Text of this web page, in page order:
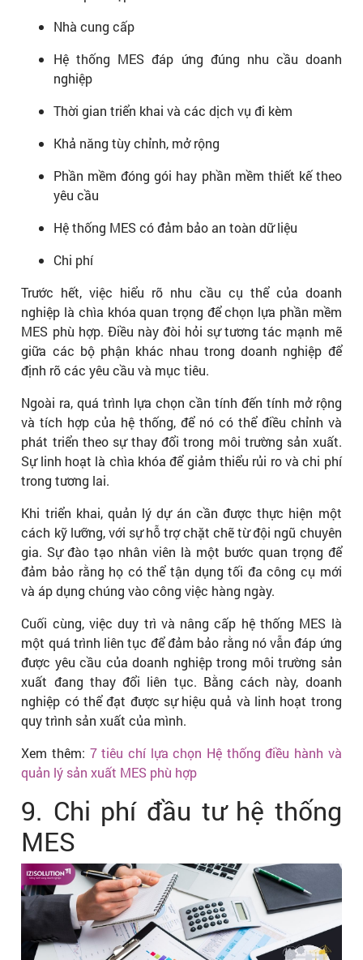
Nhà cung cấp
Hệ thống MES đáp ứng đúng nhu cầu doanh
nghiệp
Thời gian triển khai và các dịch vụ đi kèm
Khả năng tùy chỉnh, mở rộng
Phần mềm đóng gói hay phần mềm thiết kế theo
yêu cầu
Hệ thống MES có đảm bảo an toàn dữ liệu
Chi phí
Trước hết, việc hiểu rõ nhu cầu cụ thể của doanh
nghiệp là chìa khóa quan trọng để chọn lựa phần mềm
MES phù hợp. Điều này đòi hỏi sự tương tác mạnh mẽ
giữa các bộ phận khác nhau trong doanh nghiệp để
định rõ các yêu cầu và mục tiêu.
Ngoài ra, quá trình lựa chọn cần tính đến tính mở rộng
và tích hợp của hệ thống, để nó có thể điều chỉnh và
phát triển theo sự thay đổi trong môi trường sản xuất.
Sự linh hoạt là chìa khóa để giảm thiểu rủi ro và chi phí
trong tương lai.
Khi triển khai, quản lý dự án cần được thực hiện một
cách kỹ lưỡng, với sự hỗ trợ chặt chẽ từ đội ngũ chuyên
gia. Sự đào tạo nhân viên là một bước quan trọng để
đảm bảo rằng họ có thể tận dụng tối đa công cụ mới
và áp dụng chúng vào công việc hàng ngày.
Cuối cùng, việc duy trì và nâng cấp hệ thống MES là
một quá trình liên tục để đảm bảo rằng nó vẫn đáp ứng
được yêu cầu của doanh nghiệp trong môi trường sản
xuất đang thay đổi liên tục. Bằng cách này, doanh
nghiệp có thể đạt được sự hiệu quả và linh hoạt trong
quy trình sản xuất của mình.
Xem thêm: 7 tiêu chí lựa chọn Hệ thống điều hành và
quản lý sản xuất MES phù hợp
9. Chi phí đầu tư hệ thống
MES